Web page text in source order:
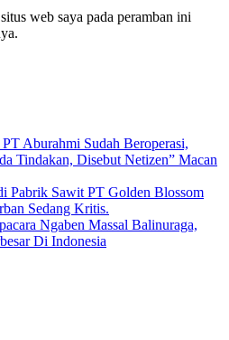
web saya pada peramban ini
Aburahmi Sudah Beroperasi,
Tindakan, Disebut Netizen” Macan
Pabrik Sawit PT Golden Blossom
Sedang Kritis.
Ngaben Massal Balinuraga,
Di Indonesia